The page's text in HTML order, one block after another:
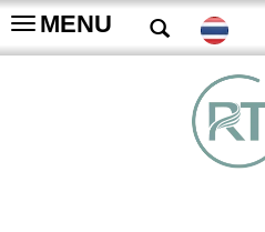
Toggle
navigation
MENU